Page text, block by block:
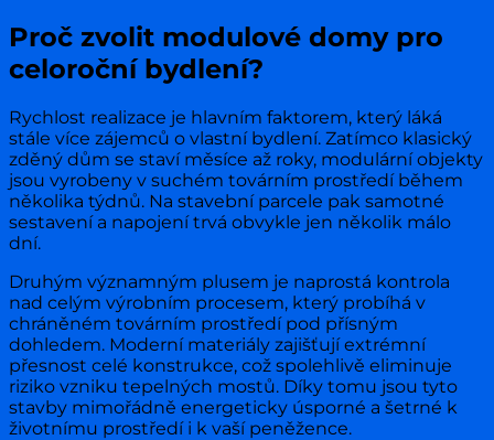
Proč zvolit modulové domy pro
celoroční bydlení?
Rychlost realizace je hlavním faktorem, který láká
stále více zájemců o vlastní bydlení. Zatímco klasický
zděný dům se staví měsíce až roky, modulární objekty
jsou vyrobeny v suchém továrním prostředí během
několika týdnů. Na stavební parcele pak samotné
sestavení a napojení trvá obvykle jen několik málo
dní.
Druhým významným plusem je naprostá kontrola
nad celým výrobním procesem, který probíhá v
chráněném továrním prostředí pod přísným
dohledem. Moderní materiály zajišťují extrémní
přesnost celé konstrukce, což spolehlivě eliminuje
riziko vzniku tepelných mostů. Díky tomu jsou tyto
stavby mimořádně energeticky úsporné a šetrné k
životnímu prostředí i k vaší peněžence.